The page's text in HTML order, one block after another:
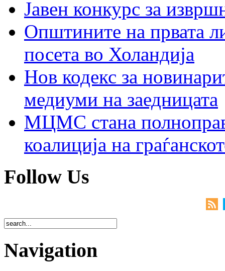
Јавен конкурс за
Општините на првата
посета во Холандија
Нов кодекс за
медиуми на заедницата
МЦМС стана
коалиција на
Follow Us
Navigation